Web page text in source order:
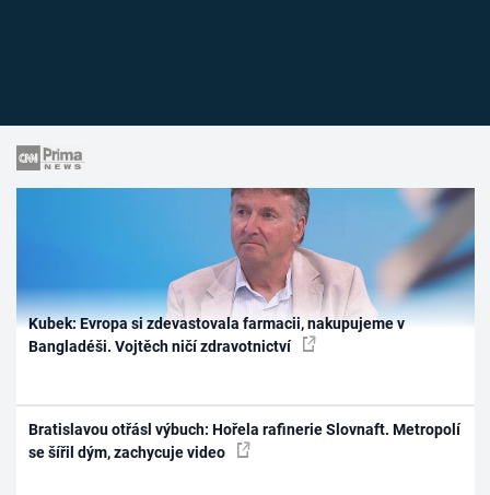
Kubek: Evropa si zdevastovala farmacii, nakupujeme v
Bangladéši. Vojtěch ničí zdravotnictví
Bratislavou otřásl výbuch: Hořela rafinerie Slovnaft. Metropolí
se šířil dým, zachycuje video